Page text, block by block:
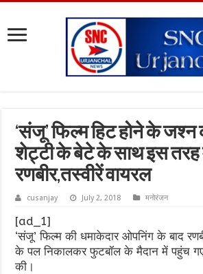
‘संजू’ फिल्म हिट होने के
शेट्टी के बेटे के साथ इस तरह
रणबीर,तस्वीरें वायरल
cusanjay July 2, 2018 मनोरंजन
[ad_1]
‘संजू’ फिल्म की धमाकेदार ओपनिंग के बाद
के पल निकालकर फुटबॉल के मैदान में पहुंच
की।